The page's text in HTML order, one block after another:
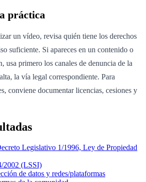
práctica
un vídeo, revisa quién tiene los derechos
suficiente. Si apareces en un contenido o
usa primero los canales de denuncia de la
la vía legal correspondiente. Para
conviene documentar licencias, cesiones y
Legislativo 1/1996, Ley de Propiedad
(LSSI)
de datos y redes/plataformas